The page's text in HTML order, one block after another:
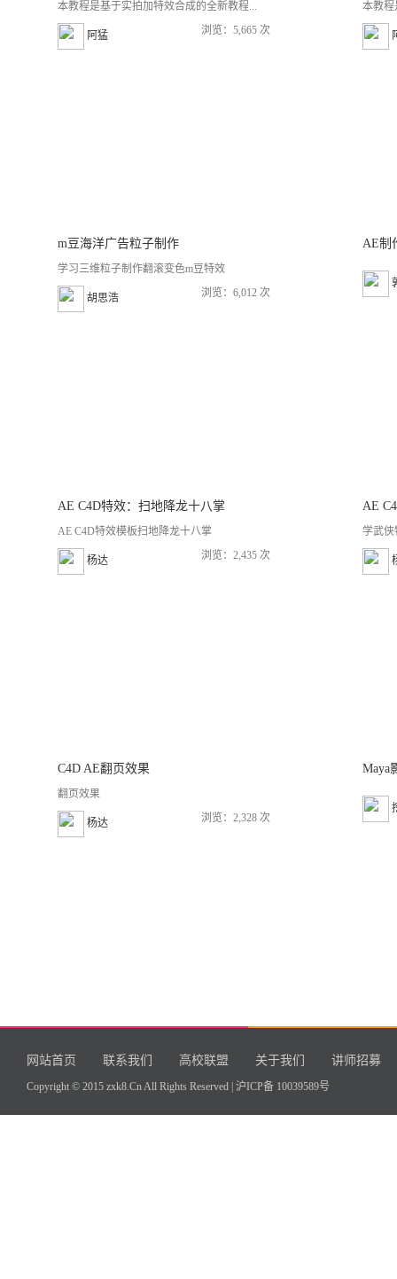
本教程是基于实拍加特效合成的全新教程...
阿猛 浏览：5,665 次
本教程
m豆海洋广告粒子制作
学习三维粒子制作翻滚变色m豆特效
胡思浩 浏览：6,012 次
AE制
AE C4D特效：扫地降龙十八掌
AE C4D特效模板扫地降龙十八掌
杨达 浏览：2,435 次
AE
学武侠
C4D AE翻页效果
翻页效果
杨达 浏览：2,328 次
Maya
网站首页 联系我们 高校联盟 关于我们 讲师招募
Copyright © 2015 zxk8.Cn All Rights Reserved | 沪ICP备 10039589号